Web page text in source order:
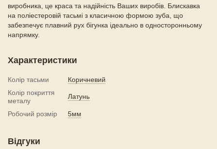
виробника, це краса та надійність Ваших виробів. Блискавка
на поліестеровій тасьмі з класичною формою зуба, що
забезпечує плавний рух бігунка ідеально в односторонньому
напрямку.
Характеристики
Колір тасьми
Коричневий
Колір покриття
металу
Латунь
Робочий розмір 5мм
Відгуки